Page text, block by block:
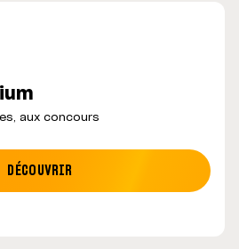
aux concours
DÉCOUVRIR